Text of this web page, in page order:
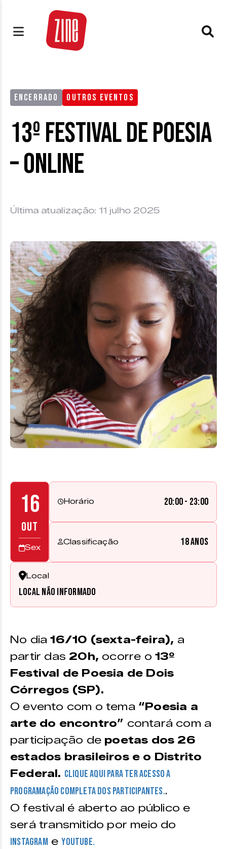
ENCERRADO OUTROS EVENTOS
13º Festival de Poesia
– Online
Última atualização: 11 julho 2025
16
OUT
Sex
Horário 20:00 - 23:00
Classificação 18 anos
Local
Local não informado
No dia16/10 (sexta-feira), a
partir das 20h, ocorre o 13º
Festival de Poesia de Dois
Córregos (SP).
O evento com o tema “Poesia a
arte do encontro” contará com a
participação de poetas dos 26
estados brasileiros e o Distrito
Federal. Clique aqui para ter acesso a
programação completa dos participantes..
O festival é aberto ao público e
será transmitido por meio do
InstagrameYoutube.